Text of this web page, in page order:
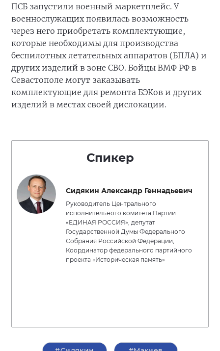
ПСБ запустили военный маркетплейс. У
военнослужащих появилась возможность
через него приобретать комплектующие,
которые необходимы для производства
беспилотных летательных аппаратов (БПЛА) и
других изделий в зоне СВО. Бойцы ВМФ РФ в
Севастополе могут заказывать
комплектующие для ремонта БЭКов и других
изделий в местах своей дислокации.
Спикер
Сидякин Александр Геннадьевич
Руководитель Центрального
исполнительного комитета Партии
«ЕДИНАЯ РОССИЯ», депутат
Государственной Думы Федерального
Собрания Российской Федерации,
Координатор федерального партийного
проекта «Историческая память»